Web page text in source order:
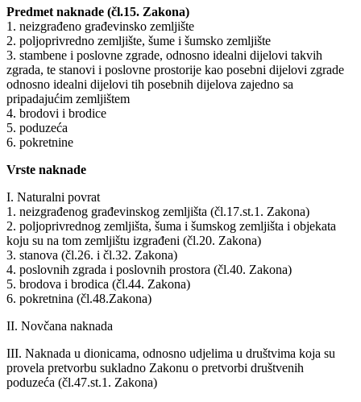
Predmet naknade (čl.15. Zakona)
1. neizgrađeno građevinsko zemljište
2. poljoprivredno zemljište, šume i šumsko zemljište
3. stambene i poslovne zgrade, odnosno idealni dijelovi takvih
zgrada, te stanovi i poslovne prostorije kao posebni dijelovi zgrade
odnosno idealni dijelovi tih posebnih dijelova zajedno sa
pripadajućim zemljištem
4. brodovi i brodice
5. poduzeća
6. pokretnine
Vrste naknade
I. Naturalni povrat
1. neizgrađenog građevinskog zemljišta (čl.17.st.1. Zakona)
2. poljoprivrednog zemljišta, šuma i šumskog zemljišta i objekata
koju su na tom zemljištu izgrađeni (čl.20. Zakona)
3. stanova (čl.26. i čl.32. Zakona)
4. poslovnih zgrada i poslovnih prostora (čl.40. Zakona)
5. brodova i brodica (čl.44. Zakona)
6. pokretnina (čl.48.Zakona)
II. Novčana naknada
III. Naknada u dionicama, odnosno udjelima u društvima koja su
provela pretvorbu sukladno Zakonu o pretvorbi društvenih
poduzeća (čl.47.st.1. Zakona)